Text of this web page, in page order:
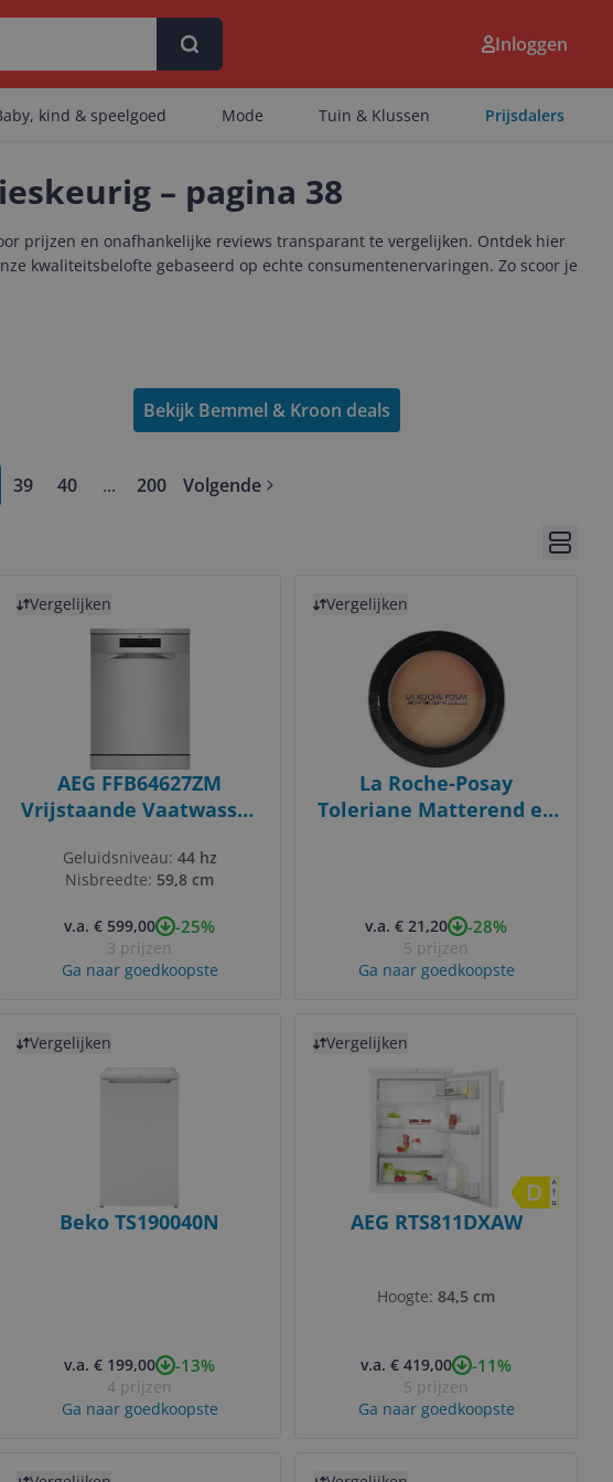
Inloggen
kind & speelgoed Mode Tuin & Klussen Prijsdalers
– pagina 38
prijzen en onafhankelijke reviews transparant te vergelijken. Ontdek hier
kwaliteitsbelofte gebaseerd op echte consumentenervaringen. Zo scoor je
Bekijk Bemmel & Kroon deals
39 40 ...More pages
200 Volgende
Vergelijken
AEG FFB64627ZM
Vrijstaande Vaatwasser
Geluidsniveau: 44 hz
Nisbreedte: 59,8 cm
v.a. € 599,00 -25%
3 prijzen
Ga naar goedkoopste
Vergelijken
La Roche-Posay
Toleriane Matterend en
v.a. € 21,20 -28%
5 prijzen
Ga naar goedkoopste
Vergelijken
Beko TS190040N
v.a. € 199,00 -13%
4 prijzen
Ga naar goedkoopste
Vergelijken
AEG RTS811DXAW
Hoogte: 84,5 cm
v.a. € 419,00 -11%
5 prijzen
Ga naar goedkoopste